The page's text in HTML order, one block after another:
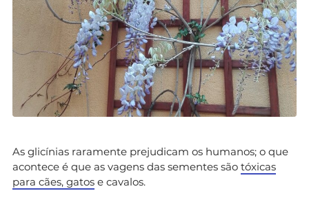
As glicínias raramente prejudicam os humanos; o que
acontece é que as vagens das sementes são tóxicas
para cães, gatos e cavalos.